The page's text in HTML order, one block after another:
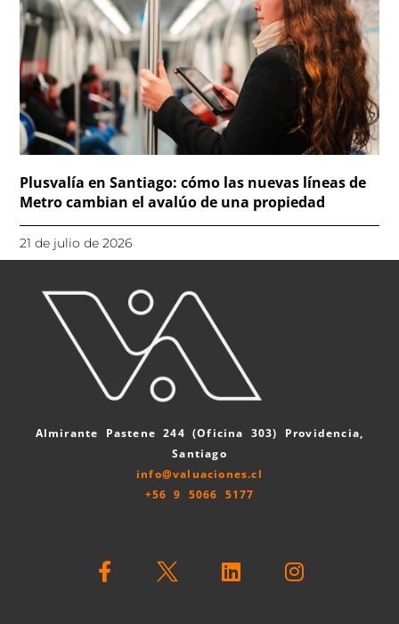
Plusvalía en Santiago: cómo las nuevas líneas de
Metro cambian el avalúo de una propiedad
21 de julio de 2026
Almirante Pastene 244 (Oficina 303) Providencia,
Santiago
info@valuaciones.cl
+56 9 5066 5177
a i n